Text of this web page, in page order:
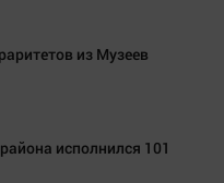
из Музеев
исполнился 101